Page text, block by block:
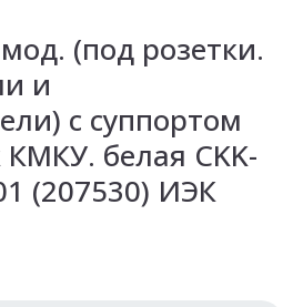
(под розетки.
и
с суппортом
белая CKK-
(207530) ИЭК